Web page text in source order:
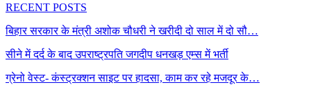
RECENT POSTS
बिहार सरकार के मंत्री अशोक चौधरी ने खरीदी दो साल में दो सौ…
सीने में दर्द के बाद उपराष्ट्रपति जगदीप धनखड़ एम्स में भर्ती
ग्रेनो वेस्ट- कंस्ट्रक्शन साइट पर हादसा, काम कर रहे मजदूर के…